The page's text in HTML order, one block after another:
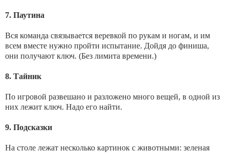
7. Паутина
Вся команда связывается веревкой по рукам и ногам, и им
всем вместе нужно пройти испытание. Дойдя до финиша,
они получают ключ. (Без лимита времени.)
8. Тайник
По игровой развешано и разложено много вещей, в одной из
них лежит ключ. Надо его найти.
9. Подсказки
На столе лежат несколько картинок с животными: зеленая